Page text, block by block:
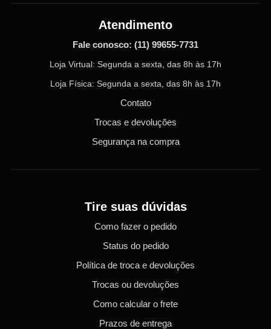
Atendimento
Fale conosco: (11) 99655-7731
Loja Virtual: Segunda a sexta, das 8h às 17h
Loja Física: Segunda a sexta, das 8h às 17h
Contato
Trocas e devoluções
Segurança na compra
Tire suas dúvidas
Como fazer o pedido
Status do pedido
Política de troca e devoluções
Trocas ou devoluções
Como calcular o frete
Prazos de entrega